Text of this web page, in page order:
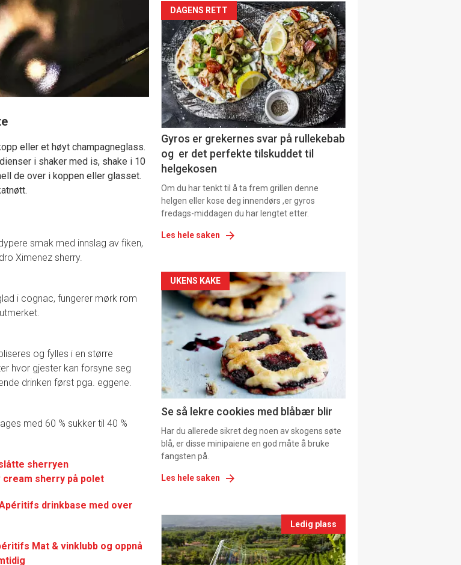
eller et høyt champagneglass.
i shaker med is, shake i 10
de over i koppen eller glasset.
smak med innslag av fiken,
Ximenez sherry.
i cognac, fungerer mørk rom
og fylles i en større
hvor gjester kan forsyne seg
drinken først pga. eggene.
med 60 % sukker til 40 %
sherryen
sherry på polet
drinkbase med over
Mat & vinklubb og oppnå
Artikler
detail
-
section
11
Dagens
rett
2
DAGENS RETT
Gyros er grekernes svar på rullekebab
og er det perfekte tilskuddet til
helgekosen
Om du har tenkt til å ta frem grillen denne
helgen eller kose deg innendørs ,er gyros
fredags-middagen du har lengtet etter.
Les hele saken
Artikler
detail
-
section
11
Ukens
vin
UKENS KAKE
Se så lekre cookies med blåbær blir
Har du allerede sikret deg noen av skogens søte
blå, er disse minipaiene en god måte å bruke
fangsten på.
Les hele saken
Events
single
Ledig plass